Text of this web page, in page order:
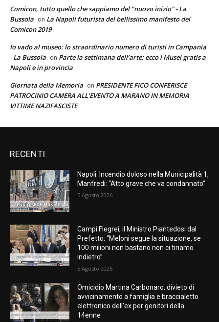
Comicon, tutto quello che sappiamo del "nuovo inizio" - La
Bussola on La Napoli futurista del bellissimo manifesto del
Comicon 2019
Io vado al museo: lo straordinario numero di turisti in Campania
- La Bussola on Parte la settimana dell’arte: ecco i Musei gratis a
Napoli e in provincia
Giornata della Memoria on PRESIDENTE FICO CONFERISCE
PATROCINIO CAMERA ALL’EVENTO A MARANO IN MEMORIA
VITTIME NAZIFASCISTE
RECENTI
Napoli: Incendio doloso nella Municipalità 1,
Manfredi: “Atto grave che va condannato”
5 Agosto 2026
Campi Flegrei, il Ministro Piantedosi dal
Prefetto: “Meloni segue la situazione, se
100 milioni non bastano non ci tiriamo
indietro”
5 Agosto 2026
Omicidio Martina Carbonaro, divieto di
avvicinamento a famiglia e braccialetto
elettronico dell’ex per genitori della
14enne